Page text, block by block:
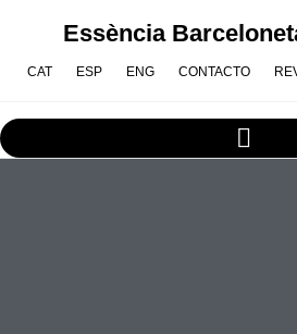
Essència
CAT ESP ENG CONTACTO